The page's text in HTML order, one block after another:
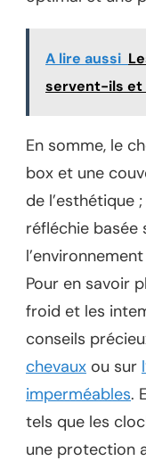
A lire aussi
servent-ils et
En somme, le
box et une
de l’esthétique
réfléchie basée
Pour en savoir
froid et les
conseils
chevaux ou sur
imperméables.
tels que les
une protection